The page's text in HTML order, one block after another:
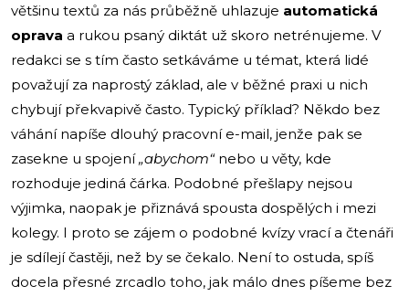
většinu textů za nás průběžně uhlazuje automatická
oprava a rukou psaný diktát už skoro netrénujeme. V
redakci se s tím často setkáváme u témat, která lidé
považují za naprostý základ, ale v běžné praxi u nich
chybují překvapivě často. Typický příklad? Někdo bez
váhání napíše dlouhý pracovní e-mail, jenže pak se
zasekne u spojení„abychom“nebo u věty, kde
rozhoduje jediná čárka. Podobné přešlapy nejsou
výjimka, naopak je přiznává spousta dospělých i mezi
kolegy. I proto se zájem o podobné kvízy vrací a čtenáři
je sdílejí častěji, než by se čekalo. Není to ostuda, spíš
docela přesné zrcadlo toho, jak málo dnes píšeme bez